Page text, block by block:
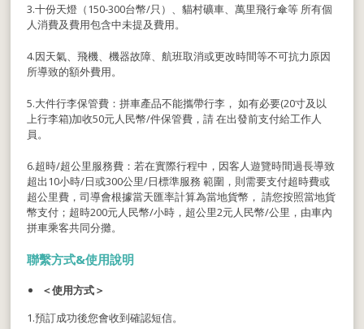
3.十份天燈（150-300台幣/只）、貓村礦車、萬里飛行傘等 所有個
人消費及費用包含中未提及費用。
4.因天氣、飛機、機器故障、航班取消或更改時間等不可抗力原因
所導致的額外費用。
5.大件行李保管費：拼車產品不能攜帶行李， 如有必要(20寸及以
上行李箱)加收50元人民幣/件保管費，請 在出發前支付給工作人
員。
6.超時/超公里服務費：若在實際行程中，因客人遊覽時間過長導致
超出10小時/日或300公里/日標準服務 範圍，則需要支付超時費或
超公里費，司導會根據當天匯率計算為當地貨幣， 請您按照當地貨
幣支付；超時200元人民幣/小時，超公里2元人民幣/公里，由車內
拼車乘客共同分攤。
聯繫方式&使用說明
＜使用方式＞
1.預訂成功後您會收到確認短信。